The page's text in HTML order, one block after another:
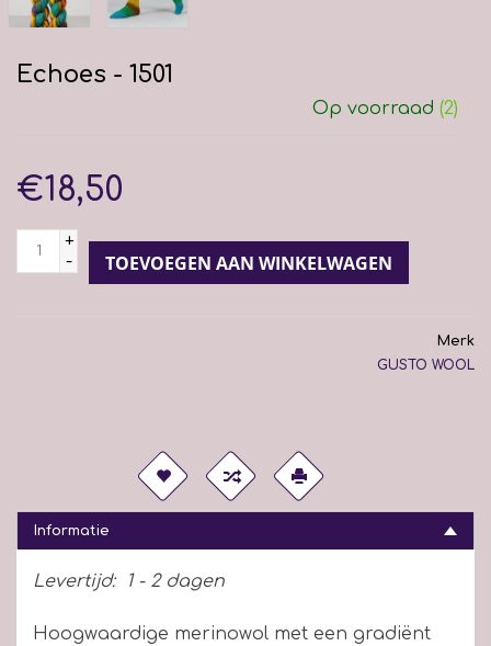
Echoes - 1501
Op voorraad (2)
€18,50
+
-
TOEVOEGEN AAN WINKELWAGEN
Merk
GUSTO WOOL
Informatie
Levertijd: 1 - 2 dagen
Hoogwaardige merinowol met een gradiënt